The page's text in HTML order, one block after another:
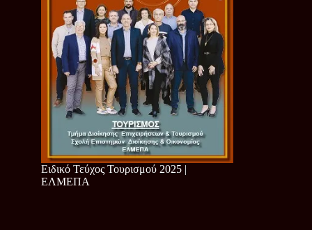
Ειδικό Τεύχος Τουρισμού 2025 |
ΕΛΜΕΠΑ